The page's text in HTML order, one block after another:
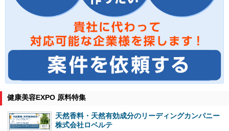
健康美容EXPO 原料特集
天然香料・天然有効成分のリーディングカンパニー
株式会社ロベルテ